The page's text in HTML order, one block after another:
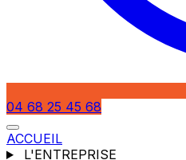
04 68 25 45 68
ACCUEIL
L'ENTREPRISE